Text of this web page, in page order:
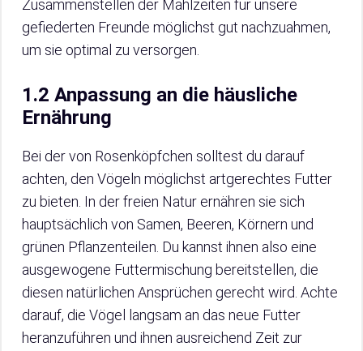
Zusammenstellen der Mahlzeiten für unsere
gefiederten Freunde möglichst gut nachzuahmen,
um sie optimal zu versorgen.
1.2 Anpassung an die häusliche
Ernährung
Bei der von Rosenköpfchen solltest du darauf
achten, den Vögeln möglichst artgerechtes Futter
zu bieten. In der freien Natur ernähren sie sich
hauptsächlich von Samen, Beeren, Körnern und
grünen Pflanzenteilen. Du kannst ihnen also eine
ausgewogene Futtermischung bereitstellen, die
diesen natürlichen Ansprüchen gerecht wird. Achte
darauf, die Vögel langsam an das neue Futter
heranzuführen und ihnen ausreichend Zeit zur